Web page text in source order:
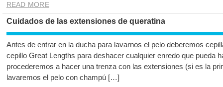
READ MORE
Cuidados de las extensiones de queratina
Antes de entrar en la ducha para lavarnos el pelo deberemos
cepillo Great Lengths para deshacer cualquier enredo que pueda
procederemos a hacer una trenza con las extensiones (si es la
lavaremos el pelo con champú […]